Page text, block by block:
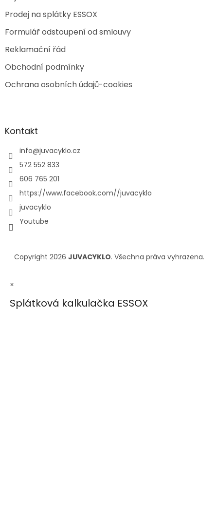
Prodej na splátky ESSOX
Formulář odstoupení od smlouvy
Reklamační řád
Obchodní podmínky
Ochrana osobních údajů-cookies
Kontakt
info@juvacyklo.cz
572 552 833
606 765 201
https://www.facebook.com//juvacyklo
juvacyklo
Youtube
Copyright 2026 JUVACYKLO. Všechna práva vyhrazena.
×
Splátková kalkulačka ESSOX